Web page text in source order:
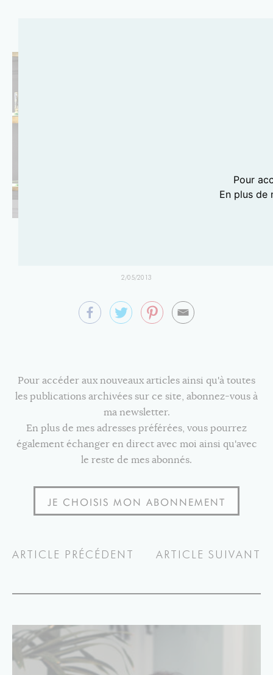
2/05/2013
Pour accéder aux nouveaux articles ainsi qu'à toutes
les publications archivées sur ce site, abonnez-vous à
ma newsletter.
En plus de mes adresses préférées, vous pourrez
également échanger en direct avec moi ainsi qu'avec
le reste de mes abonnés.
JE CHOISIS MON ABONNEMENT
Pour
En plus de
ARTICLE PRÉCÉDENT ARTICLE SUIVANT